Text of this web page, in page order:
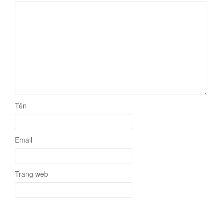
Tên
Email
Trang web